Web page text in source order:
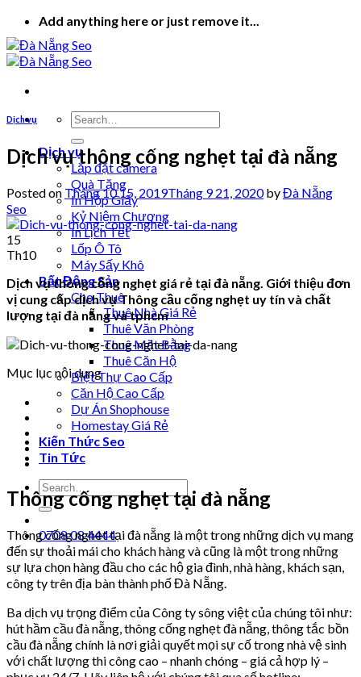
Skip
to
content
Add anything here or just remove it...
Dịch vụ
Lắp đặt camera
Quà Tặng
In Hộp Giấy
Kỷ Niệm Chương
In Lịch Tết
Lốp Ô Tô
Máy Sấy Khô
Bất Động Sản
Cho Thuê
Thuê Nhà Giá Rẻ
Thuê Văn Phòng
Thuê Mặt Bằng
Thuê Căn Hộ
Biệt Thự Cao Cấp
Căn Hộ Cao Cấp
Dự Án Shophouse
Homestay Giá Rẻ
Kiến Thức Seo
Tin Tức
0708 08 4444
Dịch vụ
Dịch vụ thông cống nghẹt tại đà nẵng
Posted on Tháng 10 15, 2019Tháng 9 21, 2020byĐà Nẵng
Seo
15
Th10
Dịch vụ thông cống nghẹt giá rẻ tại đà nẵng. Giới thiệu đơn
vị cung cấp dịch vụ Thông cầu cống nghẹt uy tín và chất
lượng tại đà nẵng và tphcm
Mục lục nội dung
Thông cống nghẹt tại đà nẵng
Thông cống nghẹt tại đà nẵng là một trong những dịch vụ mang
đến sự thoải mái cho khách hàng và cũng là một trong những
sự lựa chọn hàng đầu cho các hộ gia đình, nhà hàng, khách sạn,
công ty trên địa bàn thành phố Đà Nẵng.
Ba dịch vụ trọng điểm của Công ty sông việt của chúng tôi như:
hút hầm cầu đà nẵng, thông cống nghẹt đà nẵng, thông tắc bồn
cầu đà nẵng chính là nơi giải quyết mọi sự cố trong nhà vệ sinh
với chất lượng thi công cao – nhanh chóng – giá cả hợp lý –